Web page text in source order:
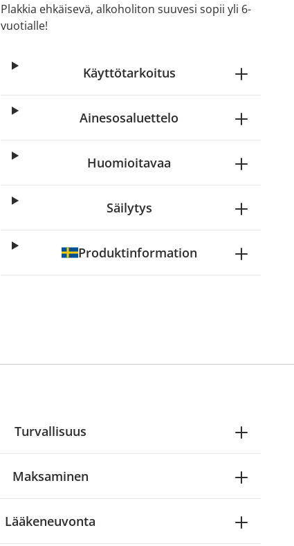
Plakkia ehkäisevä, alkoholiton suuvesi sopii yli 6-
vuotialle!
Käyttötarkoitus
Ainesosaluettelo
Huomioitavaa
Säilytys
Produktinformation
Turvallisuus
Maksaminen
Lääkeneuvonta